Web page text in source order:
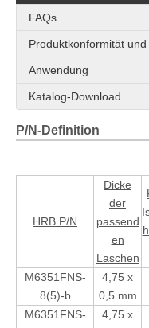
FAQs
Produktkonformität
Anwendung
Katalog-Download
P/N-Definition
HRB P/N
Dicke
der
passend
en
Laschen
M6351FNS-
8(5)-b
4,75 x
0,5 mm
M6351FNS-
4,75 x